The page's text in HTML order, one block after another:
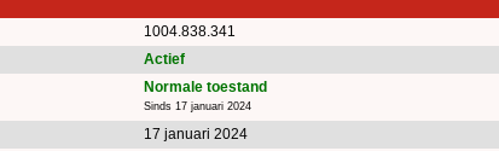
1004.838.341
Actief
Normale toestand
Sinds 17 januari 2024
17 januari 2024